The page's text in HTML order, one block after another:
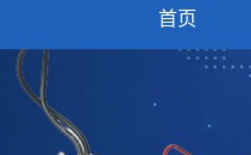
首页